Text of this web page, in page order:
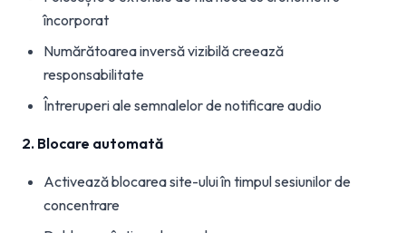
încorporat
Numărătoarea inversă vizibilă creează
responsabilitate
Întreruperi ale semnalelor de notificare audio
2. Blocare automată
Activează blocarea site-ului în timpul sesiunilor de
concentrare